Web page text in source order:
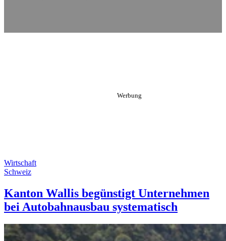
Wirtschaft
Schweiz
Kanton Wallis begünstigt Unternehmen
bei Autobahnausbau systematisch